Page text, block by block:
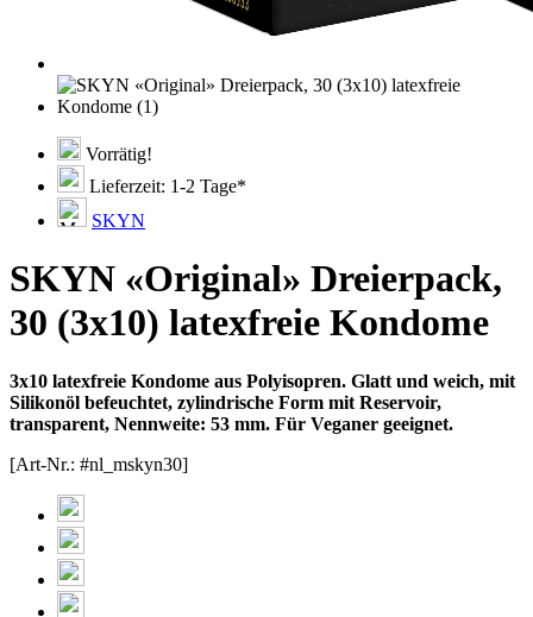
Vorrätig!
Lieferzeit: 1-2 Tage*
SKYN
SKYN «Original» Dreierpack,
30 (3x10) latexfreie Kondome
3x10 latexfreie Kondome aus Polyisopren. Glatt und weich, mit
Silikonöl befeuchtet, zylindrische Form mit Reservoir,
transparent, Nennweite: 53 mm. Für Veganer geeignet.
[Art-Nr.: #nl_mskyn30]